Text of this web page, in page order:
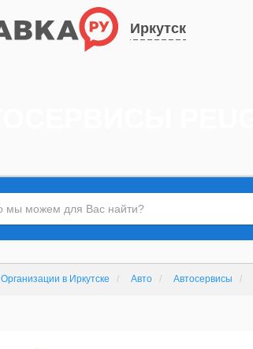
Иркутск
Организации в Иркутске Авто Автосервисы